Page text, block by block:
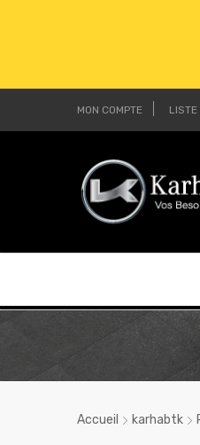
MON COMPTE LISTE
Accueil karhabtk